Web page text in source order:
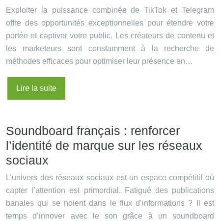
Exploiter la puissance combinée de TikTok et Telegram
offre des opportunités exceptionnelles pour étendre votre
portée et captiver votre public. Les créateurs de contenu et
les marketeurs sont constamment à la recherche de
méthodes efficaces pour optimiser leur présence en…
Lire la suite
Soundboard français : renforcer
l’identité de marque sur les réseaux
sociaux
L’univers des réseaux sociaux est un espace compétitif où
capter l’attention est primordial. Fatigué des publications
banales qui se noient dans le flux d’informations ? Il est
temps d’innover avec le son grâce à un soundboard